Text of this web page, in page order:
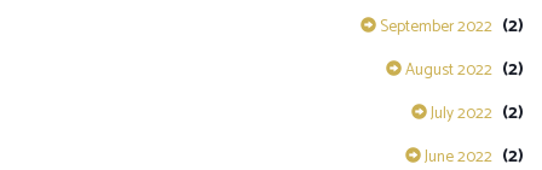
September 2022 (2)
August 2022 (2)
July 2022 (2)
June 2022 (2)